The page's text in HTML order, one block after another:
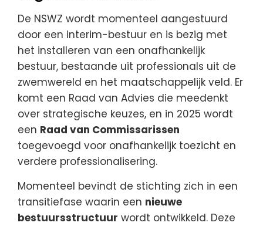
De NSWZ wordt momenteel aangestuurd
door een interim-bestuur en is bezig met
het installeren van een onafhankelijk
bestuur, bestaande uit professionals uit de
zwemwereld en het maatschappelijk veld. Er
komt een Raad van Advies die meedenkt
over strategische keuzes, en in 2025 wordt
een Raad van Commissarissen
toegevoegd voor onafhankelijk toezicht en
verdere professionalisering.
Momenteel bevindt de stichting zich in een
transitiefase waarin een nieuwe
bestuursstructuur wordt ontwikkeld. Deze